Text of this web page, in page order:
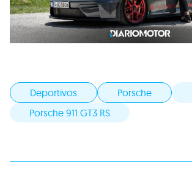
Deportivos Porsche
Porsche 911 GT3 RS